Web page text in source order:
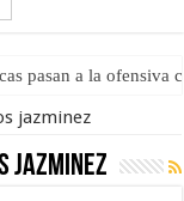
pasan a la ofensiva
jazminez
jazminez